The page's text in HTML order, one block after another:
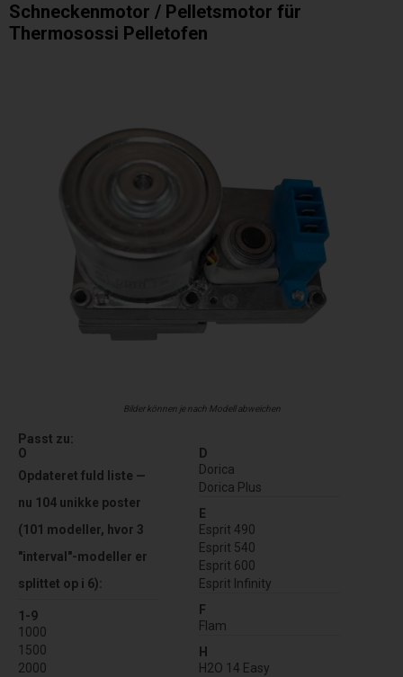
Schneckenmotor / Pelletsmotor für
Thermosossi Pelletofen
Bilder können je nach Modell abweichen
Passt zu:
O
Opdateret fuld liste —
nu 104 unikke poster
(101 modeller, hvor 3
"interval"-modeller er
splittet op i 6):
1-9
1000
1500
2000
D
Dorica
Dorica Plus
E
Esprit 490
Esprit 540
Esprit 600
Esprit Infinity
F
Flam
H
H2O 14 Easy